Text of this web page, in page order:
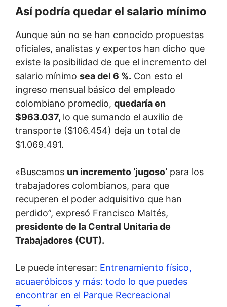
Así podría quedar el salario mínimo
Aunque aún no se han conocido propuestas
oficiales, analistas y expertos han dicho que
existe la posibilidad de que el incremento del
salario mínimo sea del 6 %. Con esto el
ingreso mensual básico del empleado
colombiano promedio, quedaría en
$963.037, lo que sumando el auxilio de
transporte ($106.454) deja un total de
$1.069.491.
«Buscamos un incremento ‘jugoso’ para los
trabajadores colombianos, para que
recuperen el poder adquisitivo que han
perdido”, expresó Francisco Maltés,
presidente de la Central Unitaria de
Trabajadores (CUT).
Le puede interesar: Entrenamiento físico,
acuaeróbicos y más: todo lo que puedes
encontrar en el Parque Recreacional